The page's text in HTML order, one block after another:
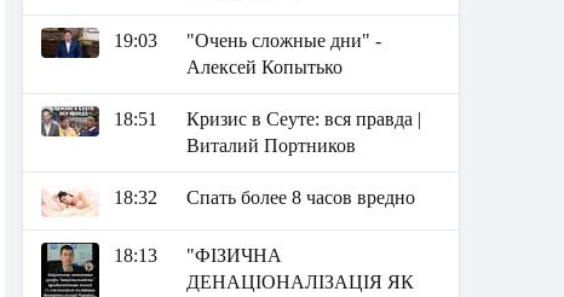
19:03
"Очень сложные дни" -
Алексей Копытько
18:51
Кризис в Сеуте: вся правда |
Виталий Портников
18:32 Спать более 8 часов вредно
18:13
"ФІЗИЧНА
ДЕНАЦІОНАЛІЗАЦІЯ ЯК